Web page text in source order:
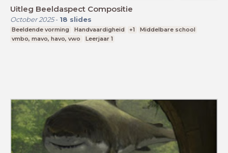
Uitleg Beeldaspect Compositie
October 2025- 18 slides
Beeldende vorming Handvaardigheid +1
Middelbare school
vmbo, mavo, havo, vwo
Leerjaar 1